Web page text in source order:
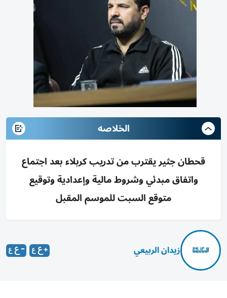
الخلاصه
قحطان جثير يقترب من تدريب كربلاء بعد اجتماع
واتفاق مبدئي وشروط مالية وإعدادية وتوقيع
متوقع السبت للموسم المقبل
زيدان الربيعي